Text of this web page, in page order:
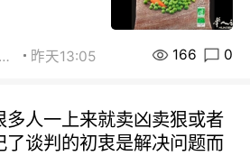
长乐未央2015 昨天13:05 166 0
多人一上来就卖凶卖狠或者
了谈判的初衷是解决问题而